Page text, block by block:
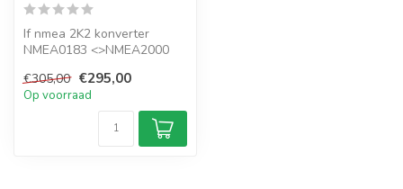
If nmea 2K2 konverter
NMEA0183 <>NMEA2000
€305,00 €295,00
Op voorraad